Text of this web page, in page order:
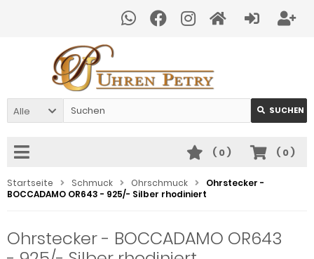
Alle SUCHEN
( 0)
( 0)
Startseite Schmuck Ohrschmuck
Ohrstecker -
BOCCADAMO OR643 - 925/- Silber rhodiniert
Ohrstecker - BOCCADAMO OR643